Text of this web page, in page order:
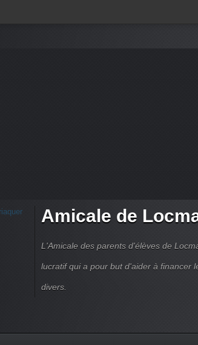
Amicale de
L'Amicale des parents d'élèves de
lucratif qui a pour but d'aider à financer
divers.